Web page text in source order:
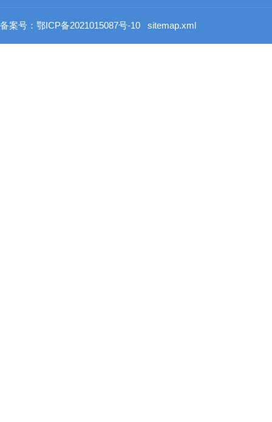
备案号：鄂ICP备2021015087号-10 sitemap.xml